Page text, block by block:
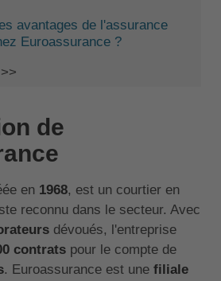
avantages de l'assurance
Euroassurance ?
de
en 1968, est un courtier en
reconnu dans le secteur. Avec
dévoués, l'entreprise
contratspour le compte de
. Euroassurance est une filiale